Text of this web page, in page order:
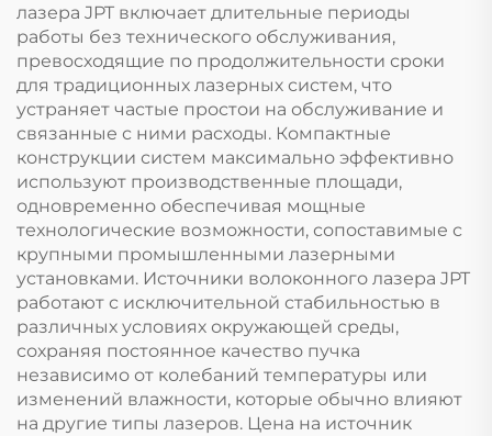
лазера JPT включает длительные периоды
работы без технического обслуживания,
превосходящие по продолжительности сроки
для традиционных лазерных систем, что
устраняет частые простои на обслуживание и
связанные с ними расходы. Компактные
конструкции систем максимально эффективно
используют производственные площади,
одновременно обеспечивая мощные
технологические возможности, сопоставимые с
крупными промышленными лазерными
установками. Источники волоконного лазера JPT
работают с исключительной стабильностью в
различных условиях окружающей среды,
сохраняя постоянное качество пучка
независимо от колебаний температуры или
изменений влажности, которые обычно влияют
на другие типы лазеров. Цена на источник